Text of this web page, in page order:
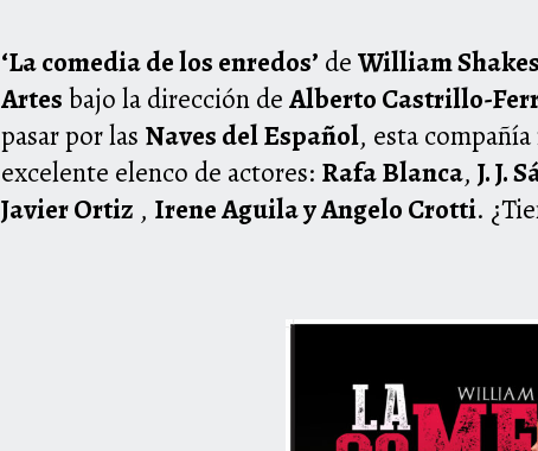
‘La comedia de los enredos’ deWilliam
Artesbajo la dirección deAlberto Castrillo-
pasar por las Naves del Español, esta
excelente elenco de actores: Rafa Blanca, J. J.
Javier Ortiz , Irene Aguila yAngelo Crotti.